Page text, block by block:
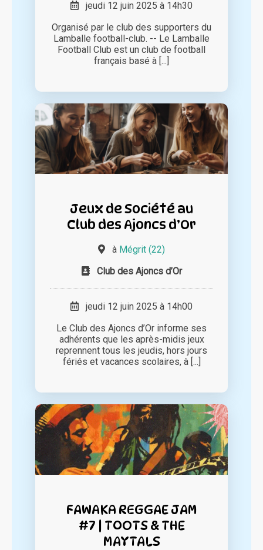
jeudi 12 juin 2025 à 14h30
Organisé par le club des supporters du
Lamballe football-club. -- Le Lamballe
Football Club est un club de football
français basé à [...]
Jeux de Société au
Club des Ajoncs d’Or
à Mégrit (22)
Club des Ajoncs d’Or
jeudi 12 juin 2025 à 14h00
Le Club des Ajoncs d’Or informe ses
adhérents que les après-midis jeux
reprennent tous les jeudis, hors jours
fériés et vacances scolaires, à [...]
FAWAKA REGGAE JAM
#7 | TOOTS & THE
MAYTALS